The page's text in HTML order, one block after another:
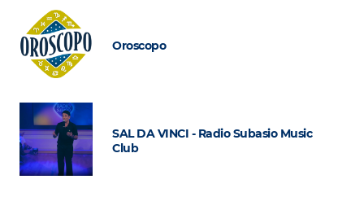
Oroscopo
SAL DA VINCI - Radio Subasio Music
Club